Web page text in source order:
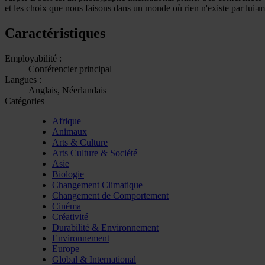
et les choix que nous faisons dans un monde où rien n'existe par lui-
Caractéristiques
Employabilité :
Conférencier principal
Langues :
Anglais, Néerlandais
Catégories
Afrique
Animaux
Arts & Culture
Arts Culture & Société
Asie
Biologie
Changement Climatique
Changement de Comportement
Cinéma
Créativité
Durabilité & Environnement
Environnement
Europe
Global & International